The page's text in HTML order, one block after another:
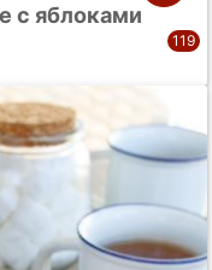
с яблоками